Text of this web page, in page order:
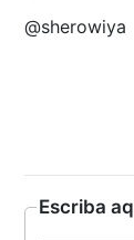
@sherowiya
Escriba